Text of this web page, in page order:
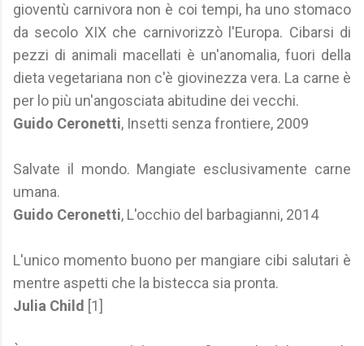
gioventù carnivora non è coi tempi, ha uno stomaco
da secolo XIX che carnivorizzò l'Europa. Cibarsi di
pezzi di animali macellati è un'anomalia, fuori della
dieta vegetariana non c'è giovinezza vera. La carne è
per lo più un'angosciata abitudine dei vecchi.
Guido Ceronetti, Insetti senza frontiere, 2009
Salvate il mondo. Mangiate esclusivamente carne
umana.
Guido Ceronetti, L'occhio del barbagianni, 2014
L'unico momento buono per mangiare cibi salutari è
mentre aspetti che la bistecca sia pronta.
Julia Child [1]